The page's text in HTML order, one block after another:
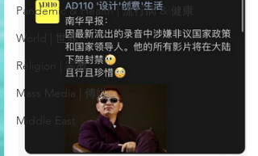
Pandemic & Health | 流行病 & 健康
World | 世界
Religion | 宗教
Mass Media | 傳媒
Middle East